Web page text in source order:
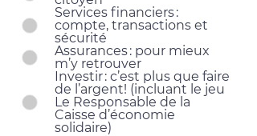
Services financiers :
compte, transactions et
sécurité
Assurances : pour mieux
m’y retrouver
Investir : c’est plus que faire
de l’argent! (incluant le jeu
Le Responsable de la
Caisse d’économie
solidaire)